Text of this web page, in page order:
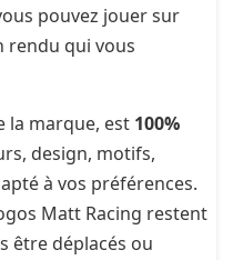
pouvez jouer sur
rendu qui vous
la marque, est 100%
design, motifs,
à vos préférences.
Matt Racing restent
être déplacés ou